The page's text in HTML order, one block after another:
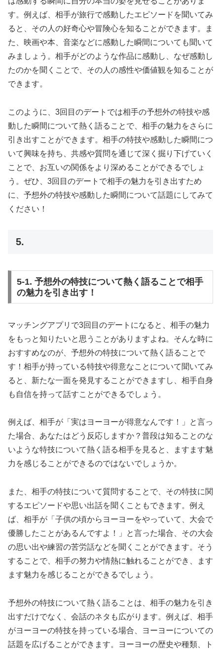
す。例えば、相手が旅行で感動したエピソードを聞いてみ
ると、その人の好奇心や冒険心を知ることができます。ま
た、映画や本、音楽などに感動した瞬間についても聞いて
みましょう。相手がどのような作品に感動し、なぜ感動し
たのかを聞くことで、その人の感性や価値観を知ることが
できます。
このように、3回目のデートでは相手の予想外の特技や感
動した瞬間について熱く語ることで、相手の魅力をさらに
引き出すことができます。相手の特技や感動した瞬間につ
いて興味を持ち、共感や質問を通じて深く掘り下げていく
ことで、お互いの関係をより深めることができるでしょ
う。ぜひ、3回目のデートで相手の魅力を引き出すため
に、予想外の特技や感動した瞬間について話題にしてみて
ください！
5.
5-1. 予想外の特技について熱く語ることで相手
の魅力を引き出す！
マッチングアプリで3回目のデートになると、相手の魅力
をもっと知りたいと思うことがありますよね。そんな時に
おすすめなのが、予想外の特技について熱く語ることで
す！相手が持っている特技や得意なことについて聞いてみ
ると、新たな一面を発見することができますし、相手自身
も自信を持って話すことができるでしょう。
例えば、相手が「実はヨーヨーが得意なんです！」と言っ
た場合、あなたはどう反応しますか？普段は知ることのな
いような特技について熱く語る相手を見ると、ますます魅
力を感じることができるのではないでしょうか。
また、相手の特技について質問することで、その特技に関
するエピソードや思い出話を聞くこともできます。例え
ば、相手が「子供の頃からヨーヨーをやっていて、大会で
優勝したことがあるんですよ！」と言った場合、その大会
の思い出や練習の苦労話などを聞くことができます。そう
することで、相手の努力や情熱に触れることができ、ます
ます魅力を感じることができるでしょう。
予想外の特技について熱く語ることは、相手の魅力を引き
出すだけでなく、会話のネタも広がります。例えば、相手
がヨーヨーの特技を持っている場合、ヨーヨーについての
話題を広げることができます。ヨーヨーの歴史や種類、ト